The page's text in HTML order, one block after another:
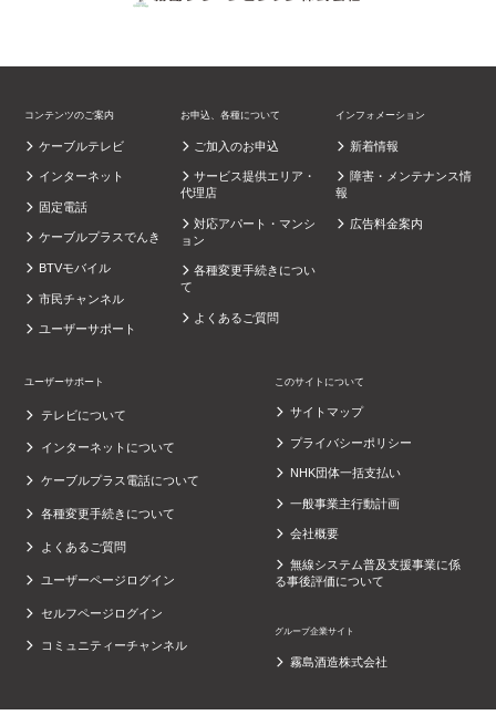
コンテンツのご案内
ケーブルテレビ
インターネット
固定電話
ケーブルプラスでんき
BTVモバイル
市民チャンネル
ユーザーサポート
お申込、各種について
ご加入のお申込
サービス提供エリア・
代理店
対応アパート・マンシ
ョン
各種変更手続きについ
て
よくあるご質問
インフォメーション
新着情報
障害・メンテナンス情
報
広告料金案内
ユーザーサポート
テレビについて
インターネットについて
ケーブルプラス電話について
各種変更手続きについて
よくあるご質問
ユーザーページログイン
セルフページログイン
コミュニティーチャンネル
このサイトについて
サイトマップ
プライバシーポリシー
NHK団体一括支払い
一般事業主行動計画
会社概要
無線システム普及支援事業に係
る事後評価について
グループ企業サイト
霧島酒造株式会社